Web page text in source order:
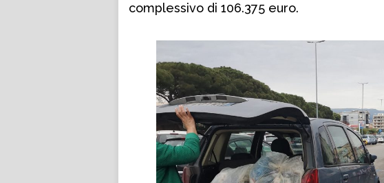
complessivo di 106.375 euro.